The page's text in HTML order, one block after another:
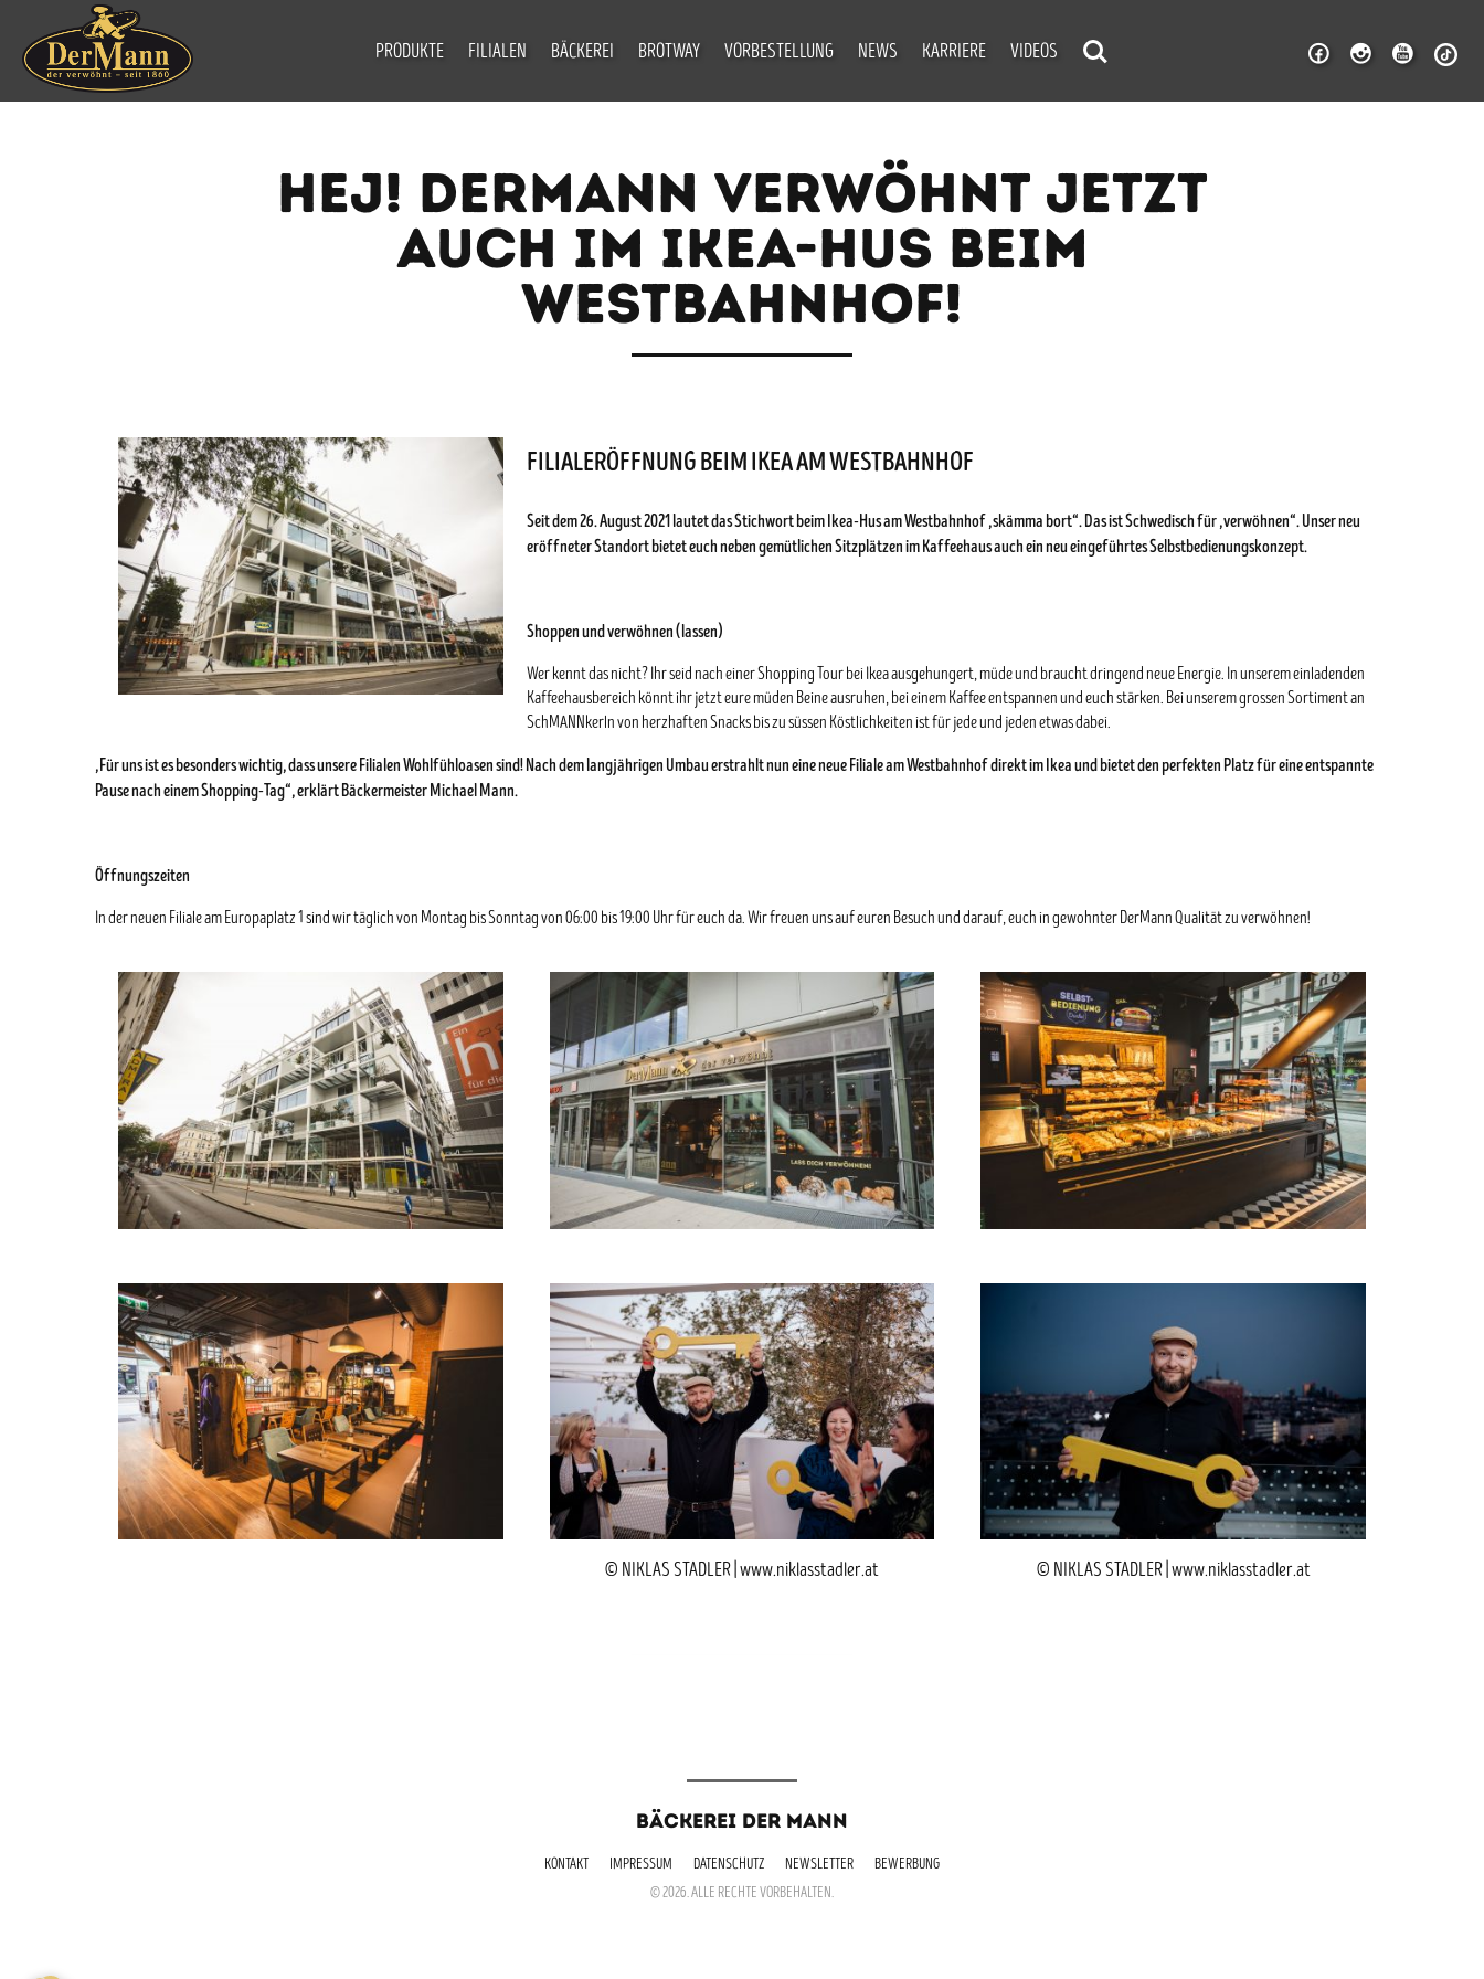
PRODUKTE FILIALEN BÄCKEREI BROTWAY VORBESTELLUNG NEWS KARRIERE VIDEOS
HEJ! DERMANN VERWÖHNT JETZT
AUCH IM IKEA-HUS BEIM
WESTBAHNHOF!
FILIALERÖFFNUNG BEIM IKEA AM WESTBAHNHOF
Seit dem 26. August 2021 lautet das Stichwort beim Ikea-Hus am Westbahnhof „skämma bort“. Das ist Schwedisch für „verwöhnen“. Unser neu
eröffneter Standort bietet euch neben gemütlichen Sitzplätzen im Kaffeehaus auch ein neu eingeführtes Selbstbedienungskonzept.
Shoppen und verwöhnen (lassen)
Wer kennt das nicht? Ihr seid nach einer Shopping Tour bei Ikea ausgehungert, müde und braucht dringend neue Energie. In unserem einladenden
Kaffeehausbereich könnt ihr jetzt eure müden Beine ausruhen, bei einem Kaffee entspannen und euch stärken. Bei unserem grossen Sortiment an
SchMANNkerln von herzhaften Snacks bis zu süssen Köstlichkeiten ist für jede und jeden etwas dabei.
„Für uns ist es besonders wichtig, dass unsere Filialen Wohlfühloasen sind! Nach dem langjährigen Umbau erstrahlt nun eine neue Filiale am Westbahnhof direkt im Ikea und bietet den perfekten Platz für eine entspannte
Pause nach einem Shopping-Tag“, erklärt Bäckermeister Michael Mann.
Öffnungszeiten
In der neuen Filiale am Europaplatz 1 sind wir täglich von Montag bis Sonntag von 06:00 bis 19:00 Uhr für euch da. Wir freuen uns auf euren Besuch und darauf, euch in gewohnter DerMann Qualität zu verwöhnen!
© NIKLAS STADLER | www.niklasstadler.at © NIKLAS STADLER | www.niklasstadler.at
BÄCKEREI DER MANN
KONTAKT IMPRESSUM DATENSCHUTZ NEWSLETTER
BEWERBUNG
© 2026. ALLE RECHTE VORBEHALTEN.